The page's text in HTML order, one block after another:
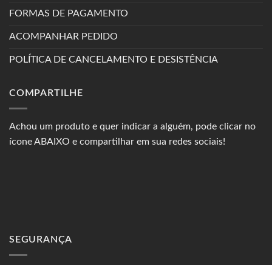
FORMAS DE PAGAMENTO
ACOMPANHAR PEDIDO
POLÍTICA DE CANCELAMENTO E DESISTÊNCIA
COMPARTILHE
Achou um produto e quer indicar a alguém, pode clicar no
ícone ABAIXO e compartilhar em sua redes sociais!
SEGURANÇA